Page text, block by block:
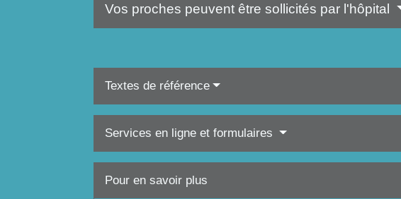
Vos proches peuvent être sollicités par l'hôpital
Textes de référence
Services en ligne et formulaires
Pour en savoir plus